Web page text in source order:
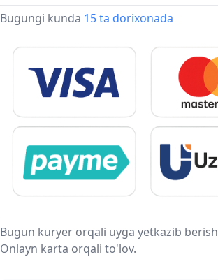
Bugungi kunda 15 ta dorixonada
Bugun kuryer orqali uyga yetkazib berish
Onlayn karta orqali to'lov.